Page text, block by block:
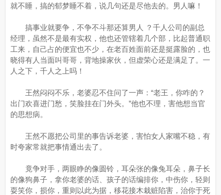
就不睡，搞的郁梦睡不着，说几句还是尽他去的。男人嘛！
搞事业就要争，不争不斗那还算男人 ？千人公司的副总
经理，虽然不是最有实权，他也还管辖着几个部，比起普通职
工来，自己占的便宜也不少，在老百姓面前还是挺露脸的，也
晓得有人当面叫哥哥，背地操家伙，但虚荣心还是满足了。一
人之下，千人之上吗！
王然闷闷不乐，老婆忍不住问了一声：“老王，你咋的？
出门欢喜进门愁，笑脸挂在门外头。”他也不理，害他想当官
的思想病。
王然不愿把公司里的事告诉老婆，害怕女人家嘴不稳，有
时夸家常就把事情通出去了。
竟争对手，两眼睁的像圆铃，耳朵张的像兔耳朵，鼻子长
的像狗鼻子，拿你老婆的话、孩子的话编排你，中伤你，轻则
耍笑你，损你，重则以此为据，移花接木栽赃陷害，治你于死